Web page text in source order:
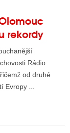
rekordy
Rádio
od druhé
Evropy ...